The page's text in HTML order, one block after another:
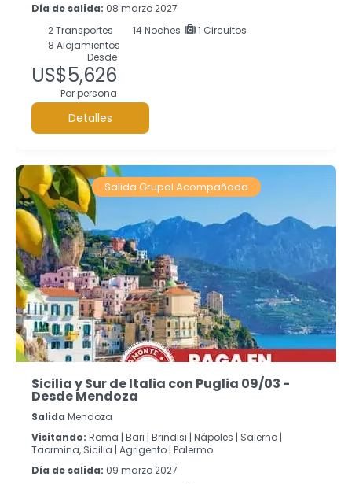
Día de salida: 08 marzo 2027
2Transportes 14Noches
1 Circuitos
8 Alojamientos
Desde
US$5,626
Por persona
Detalles
Salida Grupal Acompañada
Sicilia y Sur de Italia con Puglia 09/03 -
Desde Mendoza
Salida Mendoza
Visitando: Roma | Bari | Brindisi | Nápoles | Salerno |
Taormina, Sicilia | Agrigento | Palermo
Día de salida: 09 marzo 2027